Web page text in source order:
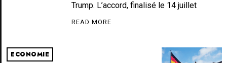
Trump. L’accord, finalisé le 14 juillet
READ MORE
ECONOMIE